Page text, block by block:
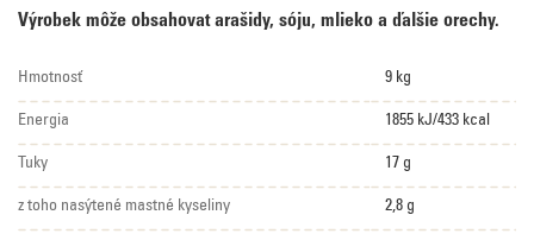
Výrobek môže obsahovat arašidy, sóju, mlieko a ďalšie orechy.
Hmotnosť 9 kg
Energia 1855 kJ/433 kcal
Tuky 17 g
z toho nasýtené mastné kyseliny 2,8 g